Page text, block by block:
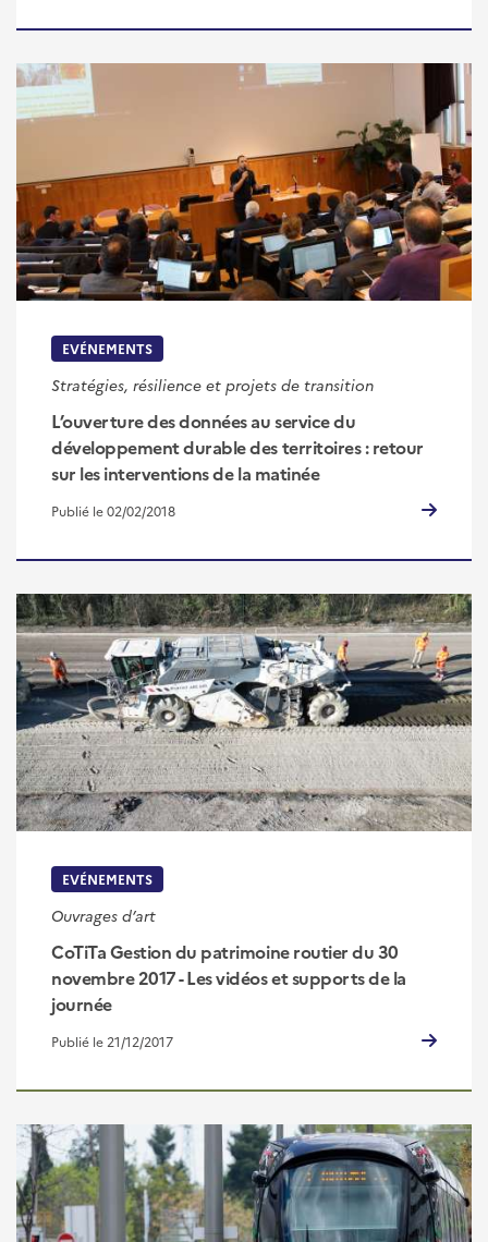
EVÉNEMENTS
Stratégies, résilience et projets de transition
L’ouverture des données au service du
développement durable des territoires : retour
sur les interventions de la matinée
Publié le 02/02/2018
EVÉNEMENTS
Ouvrages d’art
CoTiTa Gestion du patrimoine routier du 30
novembre 2017 - Les vidéos et supports de la
journée
Publié le 21/12/2017